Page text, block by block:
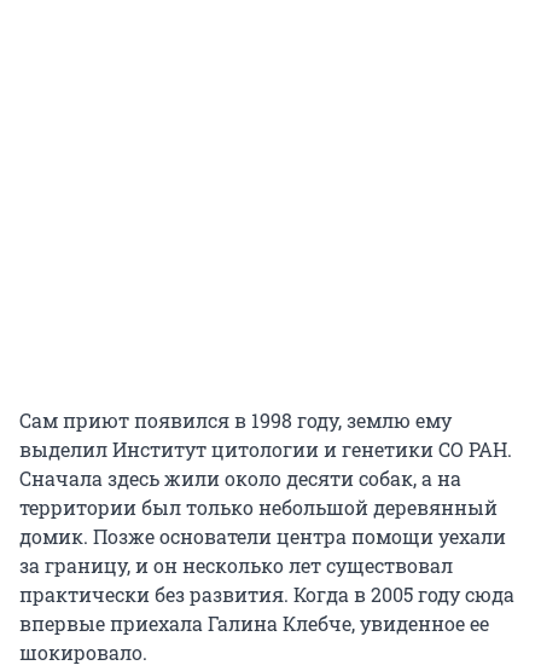
Сам приют появился в 1998 году, землю ему
выделил Институт цитологии и генетики СО РАН.
Сначала здесь жили около десяти собак, а на
территории был только небольшой деревянный
домик. Позже основатели центра помощи уехали
за границу, и он несколько лет существовал
практически без развития. Когда в 2005 году сюда
впервые приехала Галина Клебче, увиденное ее
шокировало.